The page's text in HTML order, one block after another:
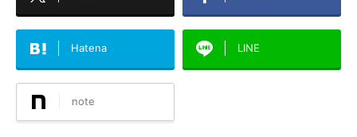
Hatena LINE
note